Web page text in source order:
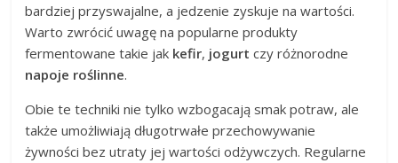
bardziej przyswajalne, a jedzenie zyskuje na wartości.
Warto zwrócić uwagę na popularne produkty
fermentowane takie jak kefir, jogurt czy różnorodne
napoje roślinne.
Obie te techniki nie tylko wzbogacają smak potraw, ale
także umożliwiają długotrwałe przechowywanie
żywności bez utraty jej wartości odżywczych. Regularne